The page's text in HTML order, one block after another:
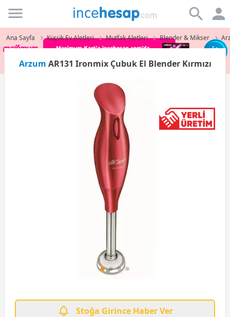
Incehesap
Ana Sayfa Küçük Ev Aletleri Mutfak Aletleri Blender & Mikser
Arzum AR131 Ironmix Çubuk El Blender Kırmızı
Stoğa Girince Haber Ver